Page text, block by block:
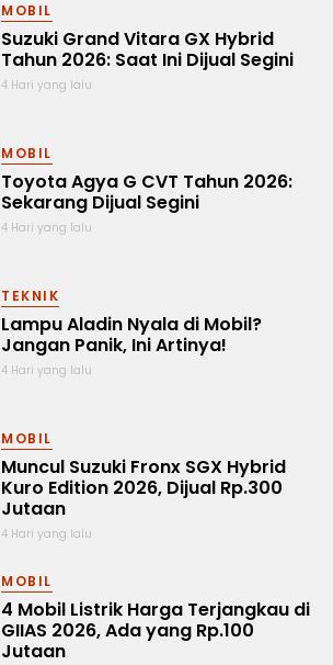
MOBIL
Suzuki Grand Vitara GX Hybrid
Tahun 2026: Saat Ini Dijual Segini
4 Hari yang lalu
MOBIL
Toyota Agya G CVT Tahun 2026:
Sekarang Dijual Segini
4 Hari yang lalu
TEKNIK
Lampu Aladin Nyala di Mobil?
Jangan Panik, Ini Artinya!
4 Hari yang lalu
MOBIL
Muncul Suzuki Fronx SGX Hybrid
Kuro Edition 2026, Dijual Rp.300
Jutaan
4 Hari yang lalu
MOBIL
4 Mobil Listrik Harga Terjangkau di
GIIAS 2026, Ada yang Rp.100
Jutaan